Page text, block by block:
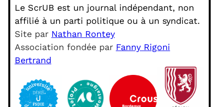
Le ScrUB est un journal indépendant, non
affilié à un parti politique ou à un syndicat.
Site par Nathan Rontey
Association fondée par Fanny Rigoni
Bertrand